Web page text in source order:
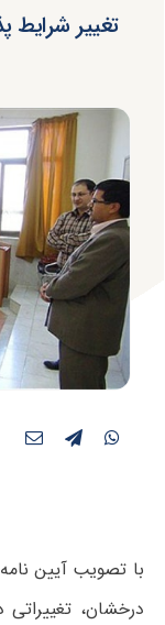
تغییر شرایط
با تصویب آیین
درخشان،